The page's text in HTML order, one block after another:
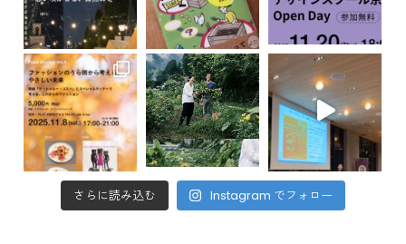
さらに読み込む Instagram でフォロー